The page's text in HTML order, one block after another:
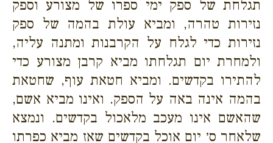
תגלחת של ספק ימי ספרו של מצורע וספק
נזירות טהרה, ומביא עולת בהמה של ספק
נזירות כדי לגלח על הקרבנות ומתנה עליה,
ולמחרת יום תגלחתו מביא קרבן מצורע כדי
להתירו בקדשים. ומביא חטאת עוף, שחטאת
בהמה אינה באה על הספק. ואינו מביא אשם,
שהאשם אינו מעכב מלאכול בקדשים. ונמצא
שלאחר ס׳ יום אוכל בקדשים שאז מביא כפרתו